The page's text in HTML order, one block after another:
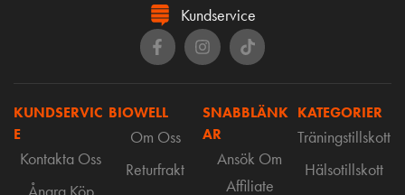
Kundservice
KUNDSERVIC
E
Kontakta Oss
BIOWELL
Om Oss
Returfrakt
SNABBLÄNK
AR
Ansök Om
Affiliate
KATEGORIER
Träningstillskott
Hälsotillskott